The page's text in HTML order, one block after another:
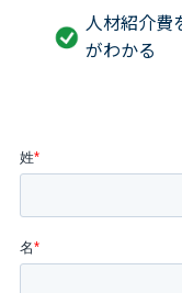
人材紹介費
がわかる